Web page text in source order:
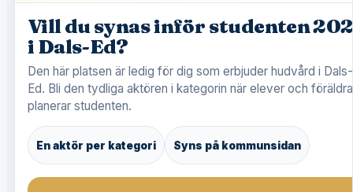
Vill du synas inför studenten
i Dals-Ed?
Den här platsen är ledig för dig som erbjuder hudvård i Dals-
Ed. Bli den tydliga aktören i kategorin när elever och
planerar studenten.
En aktör per kategori Syns på kommunsidan